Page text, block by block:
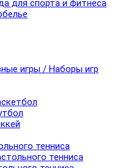
для спорта и фитнеса
игры / Наборы игр
тенниса
тенниса